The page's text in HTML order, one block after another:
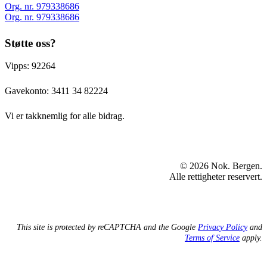
Org. nr. 979338686
Org. nr. 979338686
Støtte oss?
Vipps: 92264
Gavekonto: 3411 34 82224
Vi er takknemlig for alle bidrag.
© 2026 Nok. Bergen.
Alle rettigheter reservert.
This site is protected by reCAPTCHA and the Google Privacy Policyand
Terms of Service apply.